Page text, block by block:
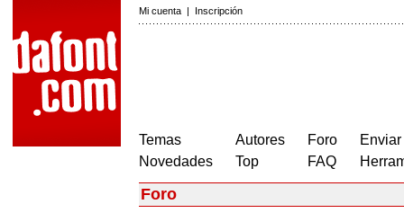
Mi cuenta | Inscripción
Temas
Novedades
Autores
Top
Foro
FAQ
Foro